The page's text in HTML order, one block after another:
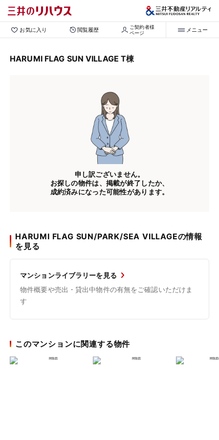
お気に入り 閲覧履歴
ご契約者様
ページ
メニュー
HARUMI FLAG SUN VILLAGE T棟
申し訳ございません。
お探しの物件は、掲載が終了したか、
成約済みになった可能性があります。
HARUMI FLAG SUN/PARK/SEA VILLAGEの情報
を見る
マンションライブラリーを見る
物件概要や売出・貸出中物件の有無をご確認いただけま
す
このマンションに関連する物件